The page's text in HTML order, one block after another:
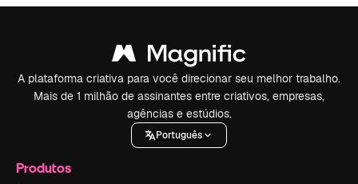
A plataforma criativa para você direcionar seu melhor trabalho.
Mais de 1 milhão de assinantes entre criativos, empresas,
agências e estúdios.
Português
Produtos